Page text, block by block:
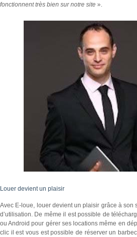
fonctionnent très bien sur notre site ».
Louer devient un plaisir
Avec E-loue, louer devient un plaisir grâce à son
d’utilisation. De même il est possible de
ou Android pour gérer ses locations même en
clic il est vous est possible de réserver un